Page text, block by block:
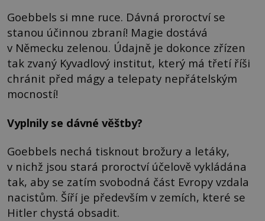
Goebbels si mne ruce. Dávná proroctví se
stanou účinnou zbraní! Magie dostává
v Německu zelenou. Údajně je dokonce zřízen
tak zvaný Kyvadlový institut, který má třetí říši
chránit před mágy a telepaty nepřátelským
mocností!
Vyplnily se dávné věštby?
Goebbels nechá tisknout brožury a letáky,
v nichž jsou stará proroctví účelově vykládána
tak, aby se zatím svobodná část Evropy vzdala
nacistům. Šíří je především v zemích, které se
Hitler chystá obsadit.